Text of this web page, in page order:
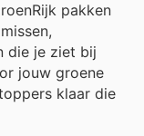
pakken
die je ziet bij
jouw groene
klaar die